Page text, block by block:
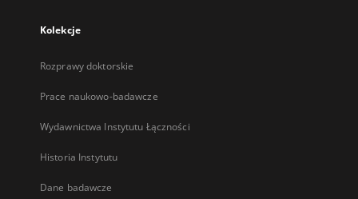
Kolekcje
Rozprawy doktorskie
Prace naukowo-badawcze
Wydawnictwa Instytutu Łączności
Historia Instytutu
Dane badawcze